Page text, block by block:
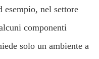
nel settore
componenti
solo un ambiente a